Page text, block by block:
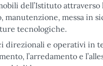
dell’Istituto
messa in
tecnologiche.
direzionali e operativi in
l’arredamento e